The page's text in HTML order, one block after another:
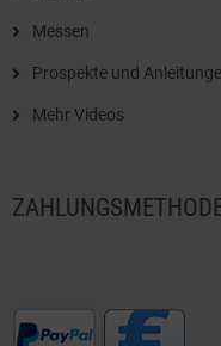
Messen
Prospekte und
Mehr Videos